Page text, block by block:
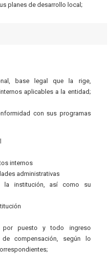
planes de desarrollo local;
base legal que la rige,
aplicables a la entidad;
con sus programas
internos
administrativas
la institución, así como su
por puesto y todo ingreso
compensación, según lo